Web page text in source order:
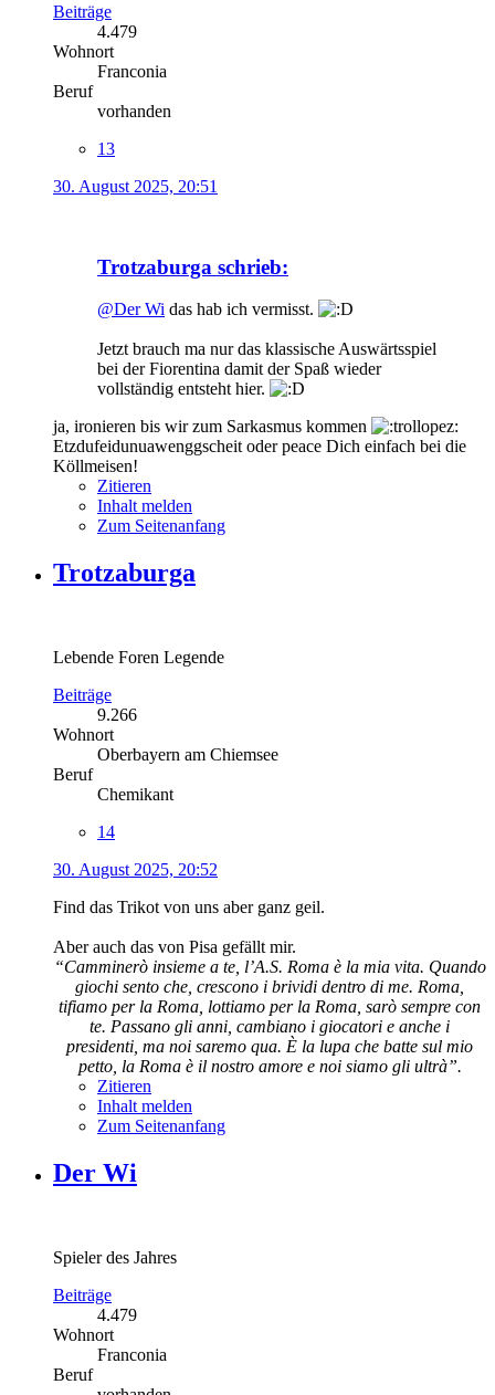
Beiträge
4.479
Wohnort
Franconia
Beruf
vorhanden
13
30. August 2025, 20:51
Trotzaburga schrieb:
@Der Wi das hab ich vermisst.
Jetzt brauch ma nur das klassische Auswärtsspiel
bei der Fiorentina damit der Spaß wieder
vollständig entsteht hier.
ja, ironieren bis wir zum Sarkasmus kommen
Etzdufeidunuawenggscheit oder peace Dich einfach bei die
Köllmeisen!
Zitieren
Inhalt melden
Zum Seitenanfang
Trotzaburga
Lebende Foren Legende
Beiträge
9.266
Wohnort
Oberbayern am Chiemsee
Beruf
Chemikant
14
30. August 2025, 20:52
Find das Trikot von uns aber ganz geil.
Aber auch das von Pisa gefällt mir.
“Camminerò insieme a te, l’A.S. Roma è la mia vita. Quando
giochi sento che, crescono i brividi dentro di me. Roma,
tifiamo per la Roma, lottiamo per la Roma, sarò sempre con
te. Passano gli anni, cambiano i giocatori e anche i
presidenti, ma noi saremo qua. È la lupa che batte sul mio
petto, la Roma è il nostro amore e noi siamo gli ultrà”.
Zitieren
Inhalt melden
Zum Seitenanfang
Der Wi
Spieler des Jahres
Beiträge
4.479
Wohnort
Franconia
Beruf